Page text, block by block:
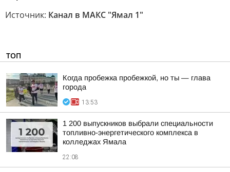
Источник: Канал в МАКС "Ямал 1"
ТОП
Когда пробежка пробежкой, но ты — глава
города
13:53
1 200 выпускников выбрали специальности
топливно-энергетического комплекса в
колледжах Ямала
22:08